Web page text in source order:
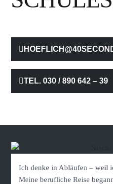
TEL. 030 / 890 642 – 39
Ich denke in Abläufen – weil
Meine berufliche Reise